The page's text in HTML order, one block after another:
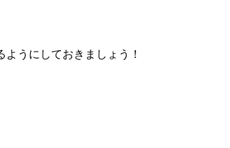
うにしておきましょう！